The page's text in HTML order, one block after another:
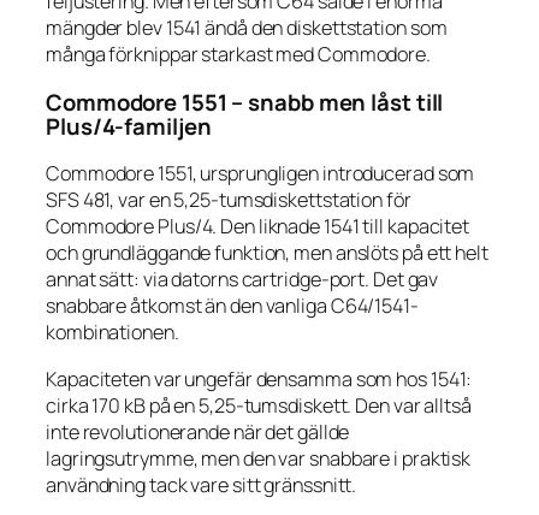
mängder blev 1541 ändå den diskettstation som
många förknippar starkast med Commodore.
Commodore 1551 – snabb men låst till
Plus/4-familjen
Commodore 1551, ursprungligen introducerad som
SFS 481, var en 5,25-tumsdiskettstation för
Commodore Plus/4. Den liknade 1541 till kapacitet
och grundläggande funktion, men anslöts på ett helt
annat sätt: via datorns cartridge-port. Det gav
snabbare åtkomst än den vanliga C64/1541-
kombinationen.
Kapaciteten var ungefär densamma som hos 1541:
cirka 170 kB på en 5,25-tumsdiskett. Den var alltså
inte revolutionerande när det gällde
lagringsutrymme, men den var snabbare i praktisk
användning tack vare sitt gränssnitt.